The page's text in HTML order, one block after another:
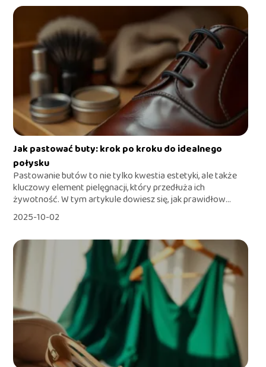
Jak pastować buty: krok po kroku do idealnego
połysku
Pastowanie butów to nie tylko kwestia estetyki, ale także
kluczowy element pielęgnacji, który przedłuża ich
żywotność. W tym artykule dowiesz się, jak prawidłow...
2025-10-02